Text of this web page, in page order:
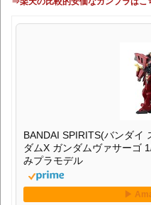
BANDAI SPIRITS(バンダイ
ダムX ガンダムヴァサーゴ
みプラモデル